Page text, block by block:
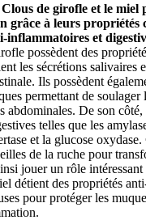
Clous de girofle et le miel
grâce à leurs propriétés
inflammatoires et
possèdent des
les sécrétions salivaires
Ils possèdent
permettant de soulager
abdominales. De son
telles que les
et la glucose oxydase.
de la ruche pour
jouer un rôle intéressant
détient des propriétés
pour protéger les